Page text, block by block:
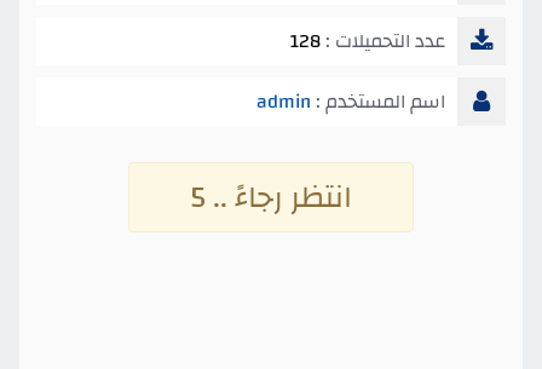
عدد التحميلات :128
اسم المستخدم : admin
انتظر رجاءً .. 4